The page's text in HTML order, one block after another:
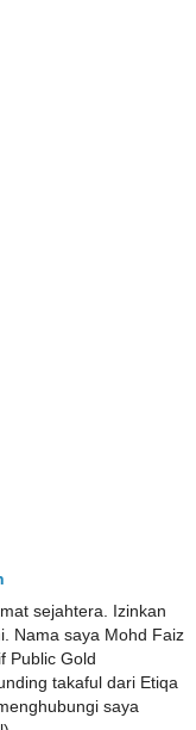
sejahtera. Izinkan
Nama saya Mohd Faiz
Public Gold
takaful dari Etiqa
saya